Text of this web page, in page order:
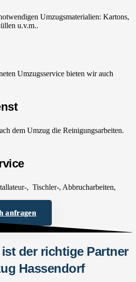
Umzugsmaterialien: Kartons,
u.v.m..
Umzugsservice bieten wir auch
dem Umzug die Reinigungsarbeiten.
, Tischler-, Abbrucharbeiten,
anfragen
der richtige Partner
Hassendorf